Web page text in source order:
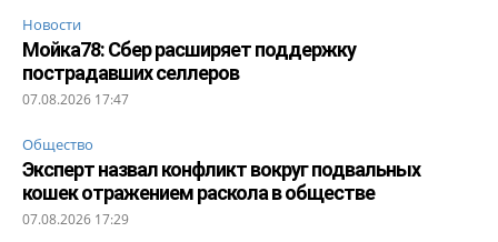
Новости
Мойка78: Сбер расширяет поддержку
пострадавших селлеров
07.08.2026 17:47
Общество
Эксперт назвал конфликт вокруг подвальных
кошек отражением раскола в обществе
07.08.2026 17:29